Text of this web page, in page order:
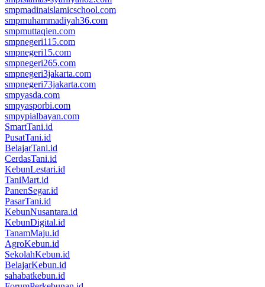
smpmadinaislamicschool.com
smpmuhammadiyah36.com
smpmuttaqien.com
smpnegeri115.com
smpnegeri15.com
smpnegeri265.com
smpnegeri3jakarta.com
smpnegeri73jakarta.com
smpyasda.com
smpyasporbi.com
smpypialbayan.com
SmartTani.id
PusatTani.id
BelajarTani.id
CerdasTani.id
KebunLestari.id
TaniMart.id
PanenSegar.id
PasarTani.id
KebunNusantara.id
KebunDigital.id
TanamMaju.id
AgroKebun.id
SekolahKebun.id
BelajarKebun.id
sahabatkebun.id